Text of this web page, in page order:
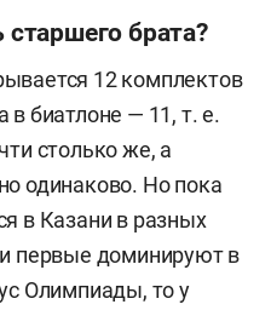
старшего брата?
12 комплектов
биатлоне — 11, т. е.
столько же, а
одинаково. Но пока
в Казани в разных
первые доминируют в
Олимпиады, то у